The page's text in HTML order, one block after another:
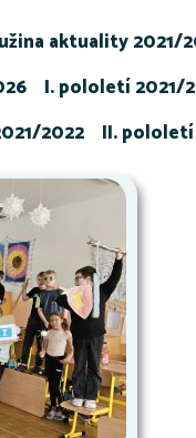
aktuality 2021/
I. pololetí 2021/
2022
II.